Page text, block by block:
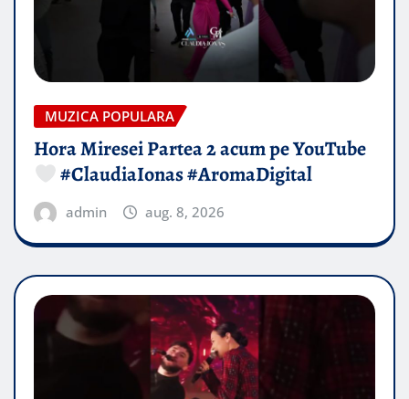
MUZICA POPULARA
Hora Miresei Partea 2 acum pe YouTube
#ClaudiaIonas #AromaDigital
admin aug. 8, 2026